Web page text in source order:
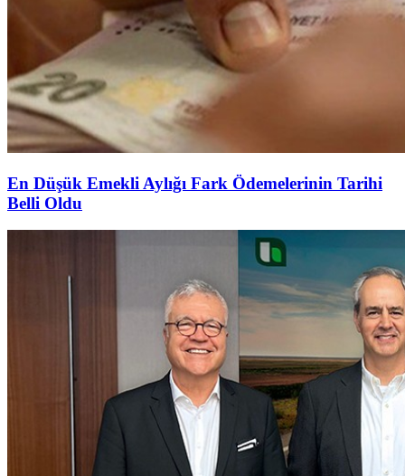
En Düşük Emekli Aylığı Fark Ödemelerinin Tarihi
Belli Oldu